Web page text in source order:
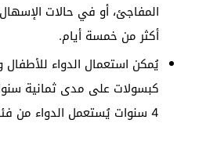
المفاجئ، أو في حالات
أكثر من خمسة أيام.
يُمكن استعمال الدواء للأطفال
كبسولات على مدى ثمانية
4 سنوات يُستعمل الدواء من فئة شراب.